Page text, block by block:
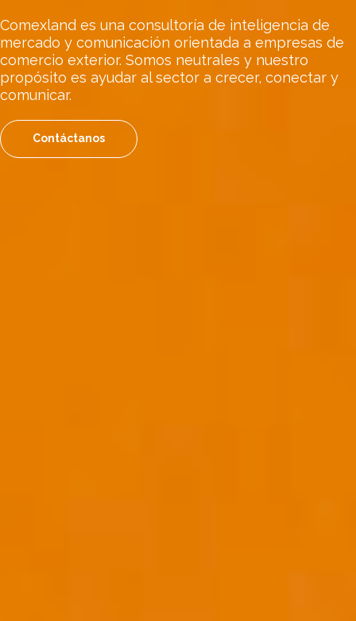
Comexland es una consultoría de inteligencia de
mercado y comunicación orientada a empresas de
comercio exterior. Somos neutrales y nuestro
propósito es ayudar al sector a crecer, conectar y
comunicar.
Contáctanos